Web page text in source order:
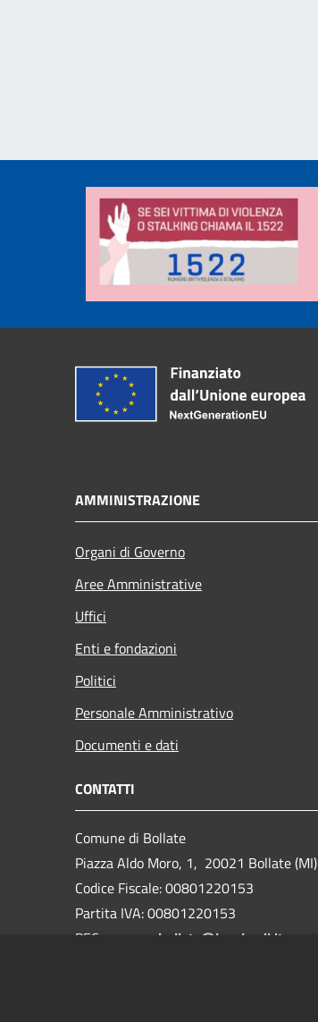
AMMINISTRAZIONE
Organi di Governo
Aree Amministrative
Uffici
Enti e fondazioni
Politici
Personale Amministrativo
Documenti e dati
CONTATTI
Comune di Bollate
Piazza Aldo Moro, 1, 20021 Bollate (MI)
Codice Fiscale: 00801220153
Partita IVA: 00801220153
PEC:
comune.bollate@legalmail.it